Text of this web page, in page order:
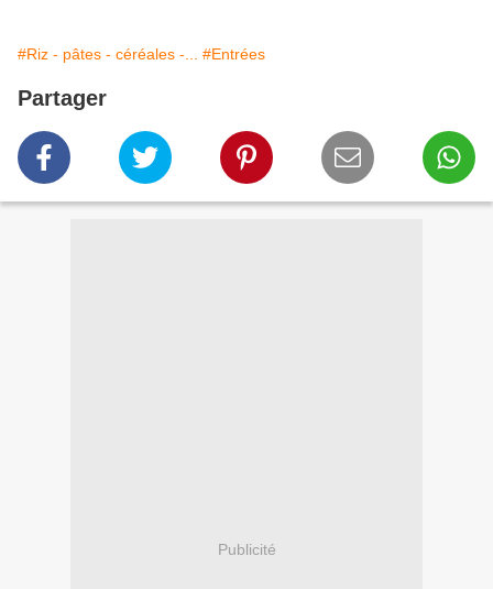
#Riz - pâtes - céréales -... #Entrées
Partager
Publicité